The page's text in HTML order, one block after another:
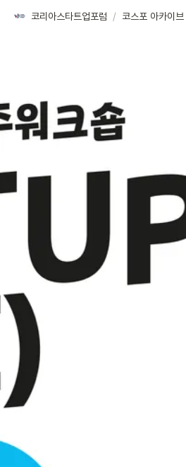
코리아스타트업포럼 / 코스포 아카이브